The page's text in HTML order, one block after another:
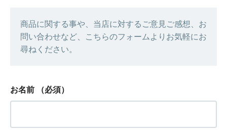
商品に関する事や、当店に対するご意見ご感想、お
問い合わせなど、こちらのフォームよりお気軽にお
尋ねください。
お名前 （必須）